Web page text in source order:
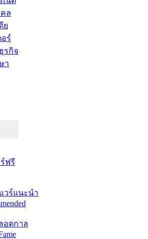
ล
ย
อร์
รกิจ
า
ฟรี
วร์แนะนำ
อดกาล